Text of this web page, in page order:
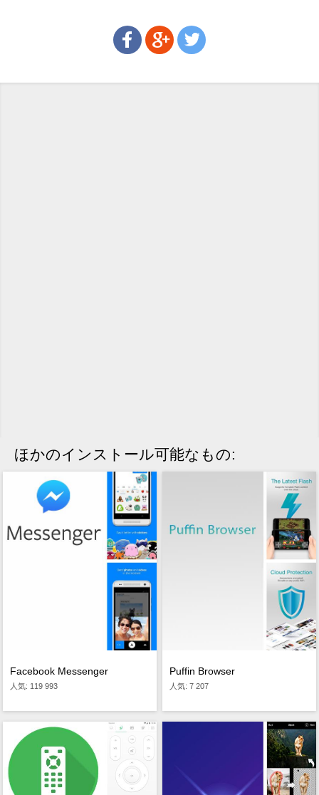
ほかのインストール可能なもの:
Facebook Messenger
人気: 119 993
Puffin Browser
人気: 7 207